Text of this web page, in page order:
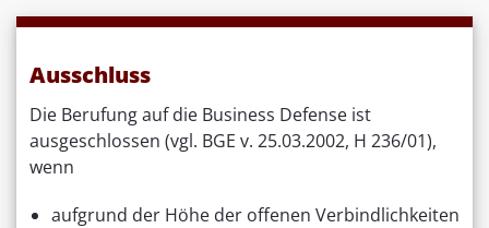
Ausschluss
Die Berufung auf die Business Defense ist
ausgeschlossen (vgl. BGE v. 25.03.2002, H 236/01),
wenn
aufgrund der Höhe der offenen Verbindlichkeiten